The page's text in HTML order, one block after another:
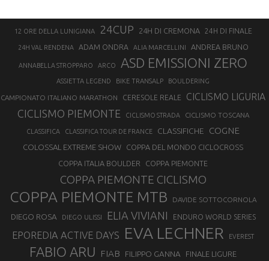
12 ORE DELLA LUNIGIANA 24CUP 24H DI CREMONA 24H DI FINALE
24H VAL RENDENA ADAM ONDRA ALIA MARCELLINI ANDREA BRUNO
ANNABELLA STROPPARO ARCO ASD EMISSIONI ZERO
ASSIETTA LEGEND BIKE TRANSALP BOULDERING
CAMPIONATO ITALIANO MARATHON CERESOLE REALE CICLISMO LIGURIA
CICLISMO PIEMONTE CICLISMO STRADA CICLISMO TOSCANA
CLASSIFICA CLASSIFICA TOUR DE FRANCE CLASSIFICHE COGNE
COLOSSAL EXTREME SHOW
COPPA DEL MONDO CICLOCROSS
COPPA ITALIA BOULDER
COPPA PIEMONTE
COPPA PIEMONTE CICLISMO
COPPA PIEMONTE MTB DAVIDE SOTTOCORNOLA
DIEGO ROSA DIEGO ULISSI ELIA VIVIANI ENDURO WORLD SERIES
EPOREDIA ACTIVE DAYS EVA LECHNER EVEREST
FABIO ARU FIAB FILIPPO GANNA FINALE LIGURE